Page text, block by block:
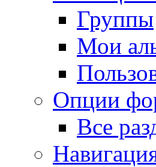
Группы
Мои
Опции
Все